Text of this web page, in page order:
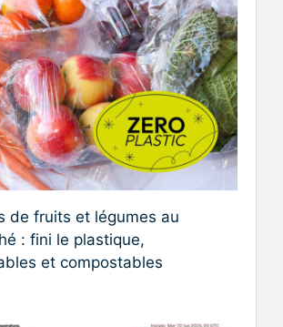
de fruits et légumes au
: fini le plastique,
et compostables